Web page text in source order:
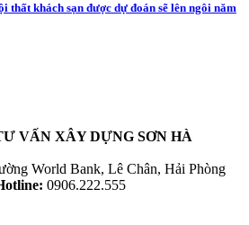
thất khách sạn được dự đoán sẽ lên ngôi năm
VẤN XÂY DỰNG SƠN HÀ
World Bank, Lê Chân, Hải Phòng
0906.222.555